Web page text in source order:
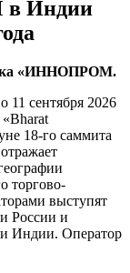
Индии
«ИННОПРОМ.
сентября 2026
18-го саммита
торгово-
выступят
России и
Индии. Оператор